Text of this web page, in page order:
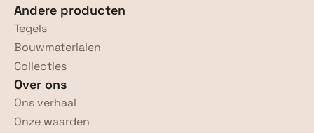
Andere producten
Tegels
Bouwmaterialen
Collecties
Over ons
Ons verhaal
Onze waarden